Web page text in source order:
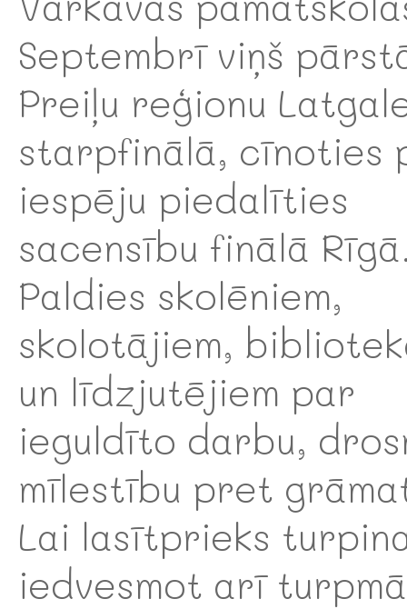
Septembrī viņš
Preiļu reģionu
starpfinālā, cīnoties
iespēju piedalīties
sacensību finālā
Paldies skolēniem,
skolotājiem,
un līdzjutējiem par
ieguldīto darbu,
mīlestību pret
Lai lasītprieks
iedvesmot arī